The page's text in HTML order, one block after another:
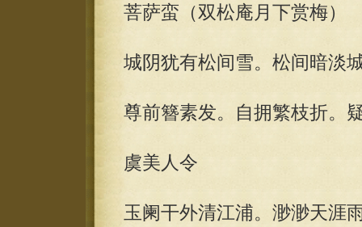
菩萨蛮（双松庵月下赏梅）
城阴犹有松间雪。松间暗淡
尊前簪素发。自拥繁枝折。
虞美人令
玉阑干外清江浦。渺渺天涯